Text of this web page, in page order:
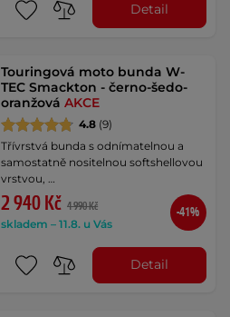
Detail
Touringová moto bunda W-
TEC Smackton - černo-šedo-
oranžováAKCE
4.8 (9)
Třívrstvá bunda s odnímatelnou a
samostatně nositelnou softshellovou
vrstvou, …
2 940 Kč 4 990 Kč
skladem – 11.8. u Vás
-41%
Detail